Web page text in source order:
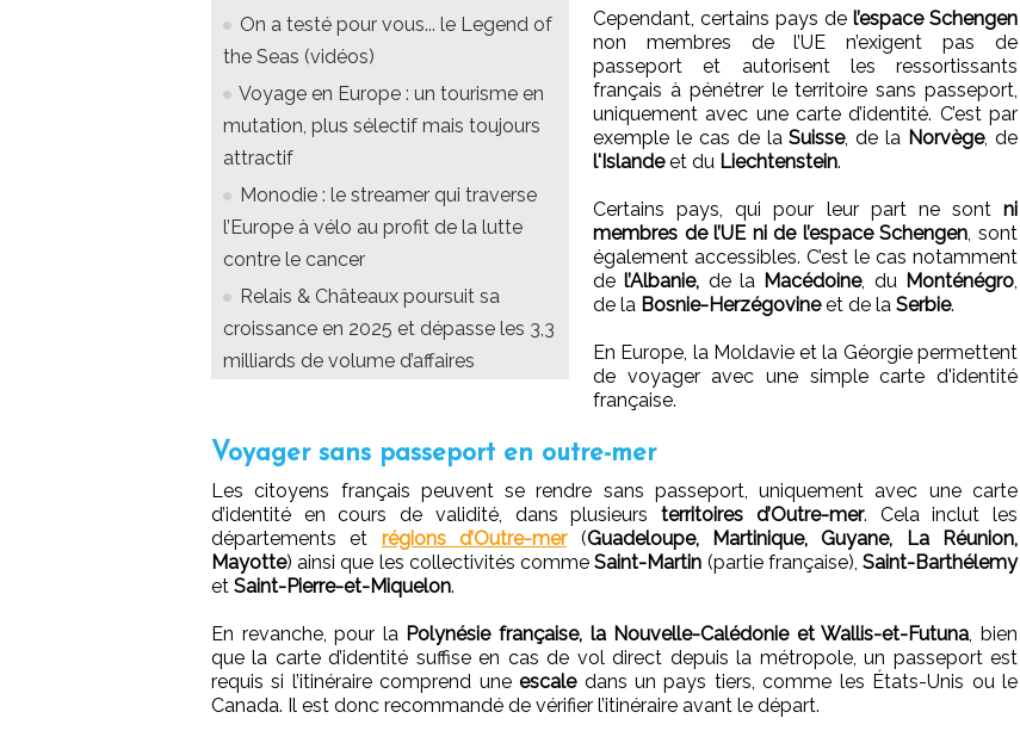
On a testé pour vous... le Legend of
the Seas (vidéos)
Voyage en Europe : un tourisme en
mutation, plus sélectif mais toujours
attractif
Monodie : le streamer qui traverse
l’Europe à vélo au profit de la lutte
contre le cancer
Relais & Châteaux poursuit sa
croissance en 2025 et dépasse les 3,3
milliards de volume d’affaires
Cependant, certains pays de l’espace Schengen
non membres de l’UE n’exigent pas de
passeport et autorisent les ressortissants
français à pénétrer le territoire sans passeport,
uniquement avec une carte d’identité. C’est par
exemple le cas de laSuisse, de la Norvège, de
l'Islandeet du Liechtenstein.
Certains pays, qui pour leur part ne sont ni
membres de l’UE ni de l’espace Schengen , sont
également accessibles. C’est le cas notamment
de l’Albanie, de la Macédoine, du Monténégro
de la Bosnie-Herzégovineet de la Serbie.
En Europe, la Moldavie et la Géorgie permettent
de voyager avec une simple carte d'identité
française.
Voyager sans passeport en outre-mer
Les citoyens français peuvent se rendre sans passeport, uniquement avec une carte
d’identité en cours de validité, dans plusieursterritoires d’Outre-mer. Cela inclut les
départements et régions d’Outre-mer(Guadeloupe, Martinique, Guyane, La Réunion,
Mayotte) ainsi que les collectivités commeSaint-Martin (partie française),Saint-Barthélemy
et Saint-Pierre-et-Miquelon.
En revanche, pour la Polynésie française, la Nouvelle-Calédonie et Wallis-et-Futuna , bien
que la carte d’identité suffise en cas de vol direct depuis la métropole, un passeport est
requis si l’itinéraire comprend uneescale dans un pays tiers, comme les États-Unis ou le
Canada. Il est donc recommandé de vérifier l’itinéraire avant le départ.